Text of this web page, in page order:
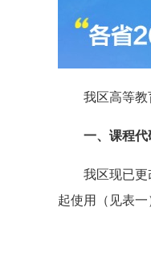
我区高等教育
一、课程代
我区现已更改
起使用（见表